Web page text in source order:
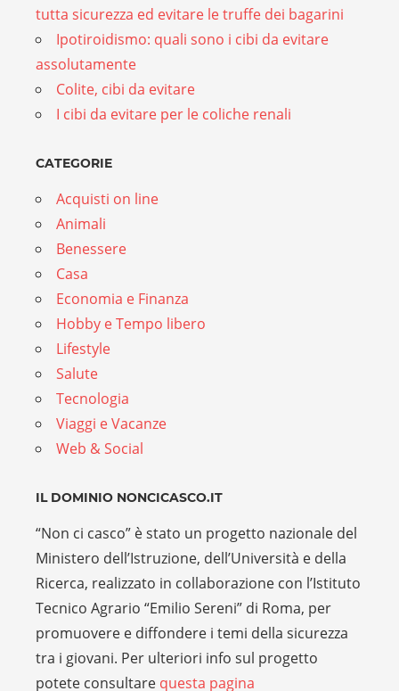
tutta sicurezza ed evitare le truffe dei bagarini
Ipotiroidismo: quali sono i cibi da evitare
assolutamente
Colite, cibi da evitare
I cibi da evitare per le coliche renali
CATEGORIE
Acquisti on line
Animali
Benessere
Casa
Economia e Finanza
Hobby e Tempo libero
Lifestyle
Salute
Tecnologia
Viaggi e Vacanze
Web & Social
IL DOMINIO NONCICASCO.IT
“Non ci casco” è stato un progetto nazionale del
Ministero dell’Istruzione, dell’Università e della
Ricerca, realizzato in collaborazione con l’Istituto
Tecnico Agrario “Emilio Sereni” di Roma, per
promuovere e diffondere i temi della sicurezza
tra i giovani. Per ulteriori info sul progetto
potete consultare questa pagina